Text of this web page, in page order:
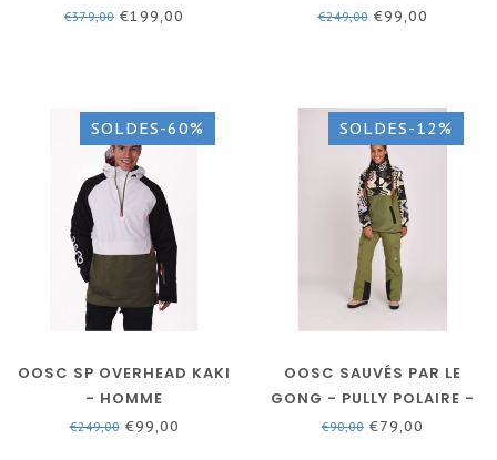
ROSE - HOMME / UNISEXE
€379,00 €199,00 €249,00€99,00
SOLDES-60%
OOSC SP OVERHEAD KAKI
- HOMME
€249,00€99,00
SOLDES-12%
OOSC SAUVÉS PAR LE
GONG - PULLY POLAIRE -
UNISEXE - KAKI
€90,00 €79,00